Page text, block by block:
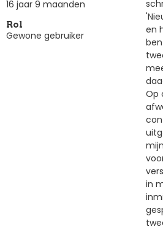
16 jaar 9 maanden
Rol
Gewone gebruiker
en
Op
in